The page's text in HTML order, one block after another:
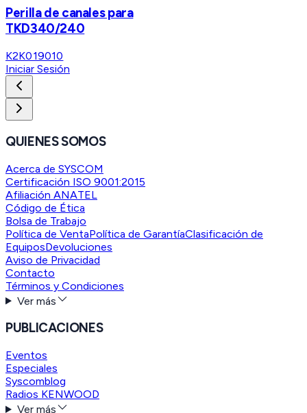
Perilla de canales para
TKD340/240
K2K019010
Iniciar Sesión
QUIENES SOMOS
Acerca de SYSCOM
Certificación ISO 9001:2015
Afiliación ANATEL
Código de Ética
Bolsa de Trabajo
Política de VentaPolítica de GarantíaClasificación de
EquiposDevoluciones
Aviso de Privacidad
Contacto
Términos y Condiciones
Ver más
PUBLICACIONES
Eventos
Especiales
Syscomblog
Radios KENWOOD
Ver más